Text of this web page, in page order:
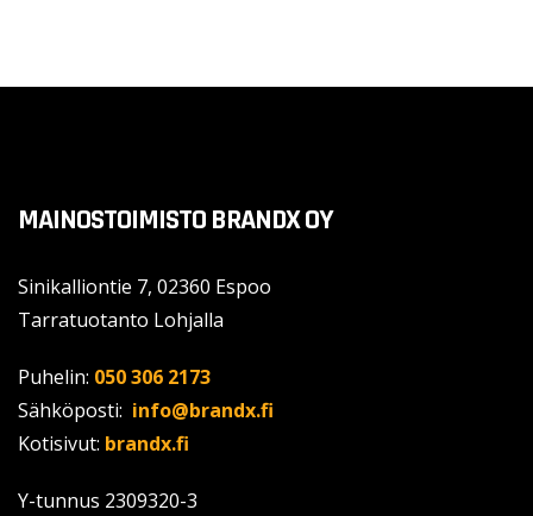
MAINOSTOIMISTO BRANDX OY
Sinikalliontie 7, 02360 Espoo
Tarratuotanto Lohjalla
Puhelin: 050 306 2173
Sähköposti: info@brandx.fi
Kotisivut: brandx.fi
Y-tunnus 2309320-3